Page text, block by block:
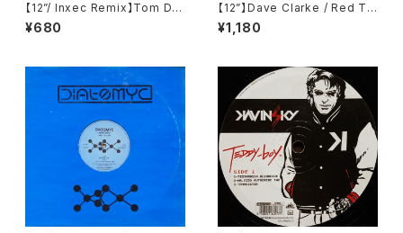
【12”/ Inxec Remix】Tom Da
zing / Flabbergasted EP (T
oys For Boys Records) (TF
¥680
【12”】Dave Clarke / Red Th
ree (Deconstruction) (743
21 306991)
¥1,180